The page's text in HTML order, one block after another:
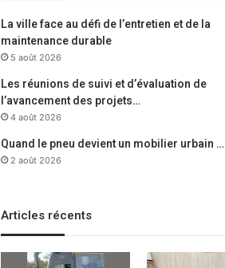
La ville face au défi de l’entretien et de la
maintenance durable
5 août 2026
Les réunions de suivi et d’évaluation de
l’avancement des projets…
4 août 2026
Quand le pneu devient un mobilier urbain …
2 août 2026
Articles récents